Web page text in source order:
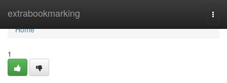
extrabookmarking
Home
Home
1